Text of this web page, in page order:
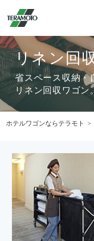
リネン回
省スペース収納・
リネン回収ワゴン
ホテルワゴンならテラモト